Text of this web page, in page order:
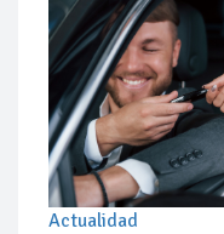
Actualidad